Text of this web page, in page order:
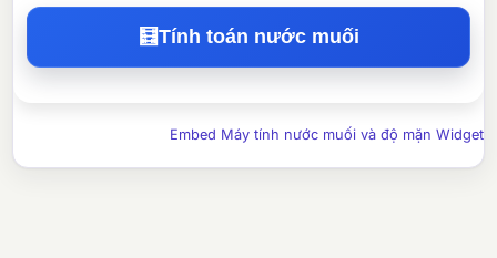
🧮Tính toán nước muối
Embed Máy tính nước muối và độ mặn Widget